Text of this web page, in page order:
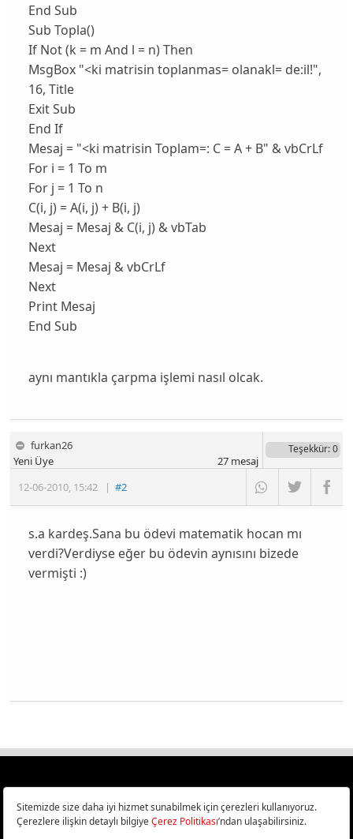
End Sub
Sub Topla()
If Not (k = m And l = n) Then
MsgBox "<ki matrisin toplanmas= olanakl= de:il!",
16, Title
Exit Sub
End If
Mesaj = "<ki matrisin Toplam=: C = A + B" & vbCrLf
For i = 1 To m
For j = 1 To n
C(i, j) = A(i, j) + B(i, j)
Mesaj = Mesaj & C(i, j) & vbTab
Next
Mesaj = Mesaj & vbCrLf
Next
Print Mesaj
End Sub
aynı mantıkla çarpma işlemi nasıl olcak.
furkan26
12-06-2010, 15:42 |#2
Yeni Üye
Teşekkür: 0
27mesaj
s.a kardeş.Sana bu ödevi matematik hocan mı
verdi?Verdiyse eğer bu ödevin aynısını bizede
vermişti :)
Türkiye